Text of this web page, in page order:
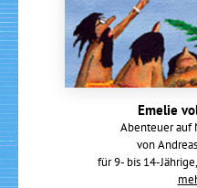
Emelie
Abenteuer auf
von
für 9- bis 14-